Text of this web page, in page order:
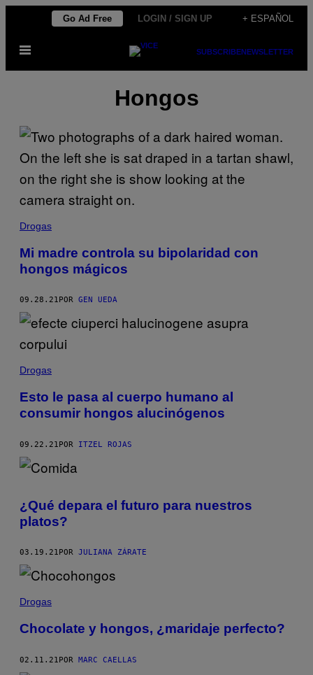
contenido
Go Ad Free LOGIN / SIGN UP + ESPAÑOL
Abrir
SUBSCRIBENEWSLETTER
Hongos
Drogas
Mi madre controla su bipolaridad con
hongos mágicos
09.28.21 POR GEN UEDA
Drogas
Esto le pasa al cuerpo humano al
consumir hongos alucinógenos
09.22.21POR ITZEL ROJAS
¿Qué depara el futuro para nuestros
platos?
03.19.21 POR JULIANA ZÁRATE
Drogas
Chocolate y hongos, ¿maridaje perfecto?
02.11.21POR MARC CAELLAS